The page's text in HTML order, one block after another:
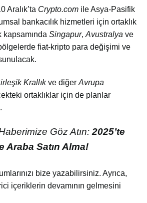
Aralık’ta Crypto.com ile Asya-Pasifik
bankacılık hizmetleri için ortaklık
kapsamında Singapur, Avustralya ve
fiat-kripto para değişimi ve
Krallıkve diğer Avrupa
ortaklıklar için de planlar
Göz Atın: 2025’te
Araba Satın Alma!
bize yazabilirsiniz. Ayrıca,
içeriklerin devamının gelmesini